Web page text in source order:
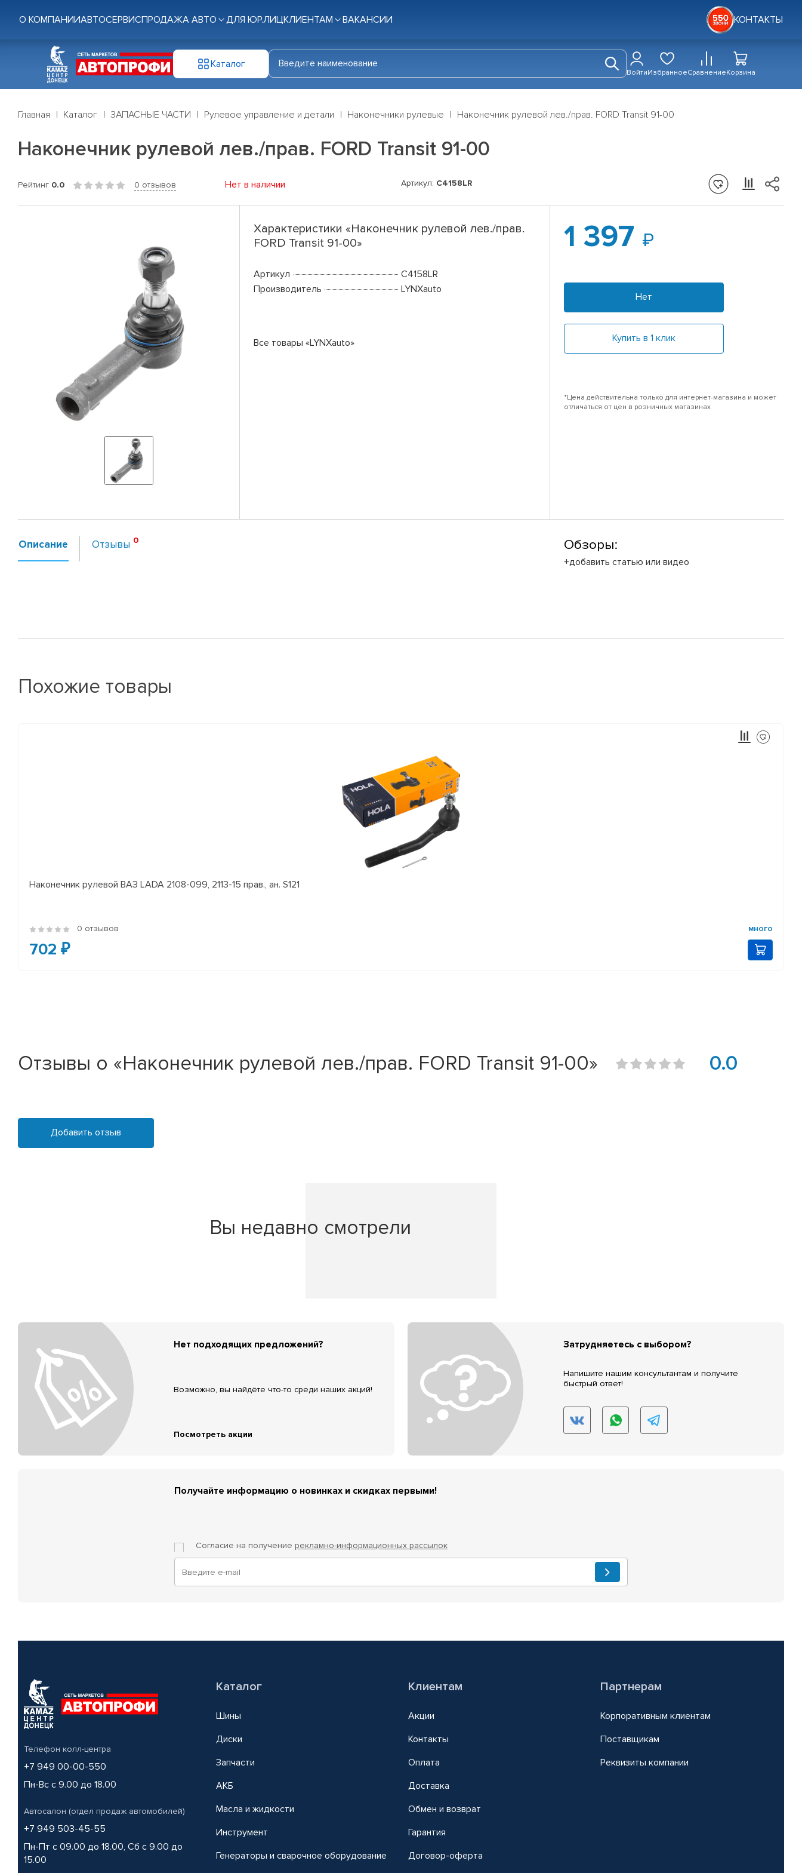
О КОМПАНИИАВТОСЕРВИСПРОДАЖА АВТО ДЛЯ ЮР.ЛИЦКЛИЕНТАМ ВАКАНСИИ КОНТАКТЫ
Каталог
ВойтиИзбранноеСравнениеКорзина
Главная Каталог ЗАПАСНЫЕ ЧАСТИ Рулевое управление и детали Наконечники рулевые Наконечник рулевой лев./прав. FORD Transit 91-00
Наконечник рулевой лев./прав. FORD Transit 91-00
Рейтинг 0.0 0 отзывов Нет в наличии Артикул: C4158LR
Характеристики «Наконечник рулевой лев./прав.
FORD Transit 91-00»
Артикул
C4158LR
Производитель
LYNXauto
Все товары «LYNXauto»
1 397
Нет
Купить в 1 клик
*Цена действительна только для интернет-магазина и может
отличаться от цен в розничных магазинах
Описание Отзывы Обзоры:
+добавить статью или видео
Похожие товары
Наконечник рулевой ВАЗ LADA 2108-099, 2113-15 прав., ан. S121
0 отзывов много
702 ₽
Отзывы о «Наконечник рулевой лев./прав. FORD Transit 91-00» 0.0
Добавить отзыв
Вы недавно смотрели
Нет подходящих предложений?
Возможно, вы найдёте что-то среди наших акций!
Посмотреть акции
Затрудняетесь с выбором?
Напишите нашим консультантам и получите
быстрый ответ!
Получайте информацию о новинках и скидках первыми!
Согласие на получение рекламно-информационных рассылок
Телефон колл-центра
+7 949 00-00-550
Пн-Вс с 9.00 до 18.00
Автосалон (отдел продаж автомобилей)
+7 949 503-45-55
Пн-Пт с 09.00 до 18.00, Сб с 9.00 до
15.00
Каталог
Шины
Диски
Запчасти
АКБ
Масла и жидкости
Инструмент
Генераторы и сварочное оборудование
Клиентам
Акции
Контакты
Оплата
Доставка
Обмен и возврат
Гарантия
Договор-оферта
Партнерам
Корпоративным клиентам
Поставщикам
Реквизиты компании